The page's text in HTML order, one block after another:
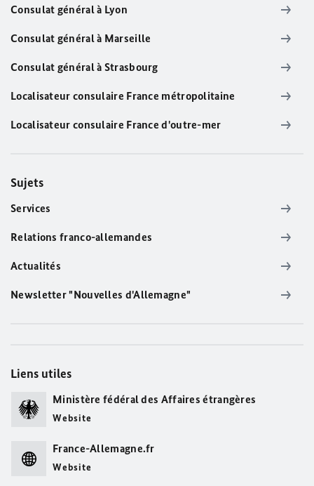
Consulat général à Lyon
Consulat général à Marseille
Consulat général à Strasbourg
Localisateur consulaire France métropolitaine
Localisateur consulaire France d'outre-mer
Sujets
Services
Relations franco-allemandes
Actualités
Newsletter "Nouvelles d'Allemagne"
Liens utiles
Ministère fédéral des Affaires étrangères
Website
France-Allemagne.fr
Website